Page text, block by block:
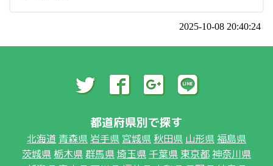
2025-10-08 20:40:24
都道府県別で探す
北海道 青森県 岩手県 宮城県 秋田県 山形県福島県
茨城県 栃木県群馬県埼玉県 千葉県 東京都神奈川県